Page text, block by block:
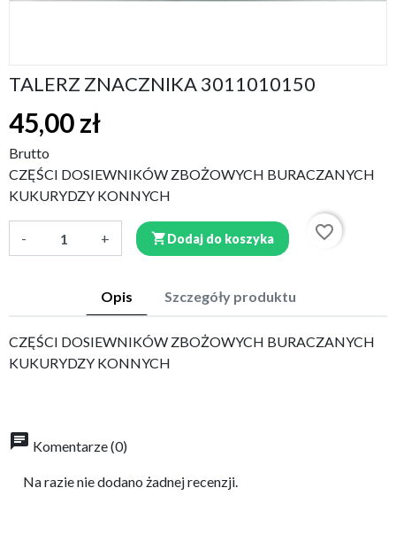
TALERZ ZNACZNIKA 3011010150
45,00 zł
Brutto
CZĘŚCI DOSIEWNIKÓW ZBOŻOWYCH BURACZANYCH
KUKURYDZY KONNYCH
- + Dodaj do koszyka favorite_border
Opis Szczegóły produktu
CZĘŚCI DOSIEWNIKÓW ZBOŻOWYCH BURACZANYCH
KUKURYDZY KONNYCH
chat Komentarze (0)
Na razie nie dodano żadnej recenzji.